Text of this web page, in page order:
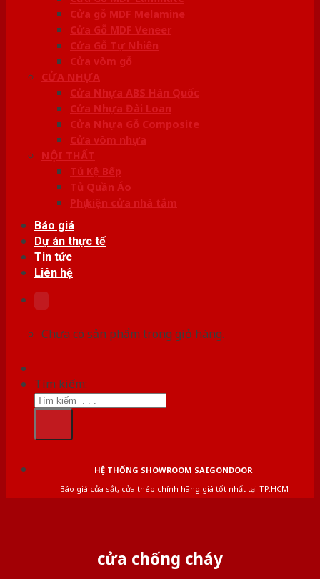
Cửa gỗ MDF Melamine
Cửa Gỗ MDF Veneer
Cửa Gỗ Tự Nhiên
Cửa vòm gỗ
CỬA NHỰA
Cửa Nhựa ABS Hàn Quốc
Cửa Nhựa Đài Loan
Cửa Nhựa Gỗ Composite
Cửa vòm nhựa
NỘI THẤT
Tủ Kệ Bếp
Tủ Quần Áo
Phụ kiện cửa nhà tắm
Báo giá
Dự án thực tế
Tin tức
Liên hệ
Chưa có sản phẩm trong giỏ hàng.
Tìm kiếm:
HỆ THỐNG SHOWROOM SAIGONDOOR
Báo giá cửa sắt, cửa thép chính hãng giá tốt nhất tại TP.HCM
cửa chống cháy